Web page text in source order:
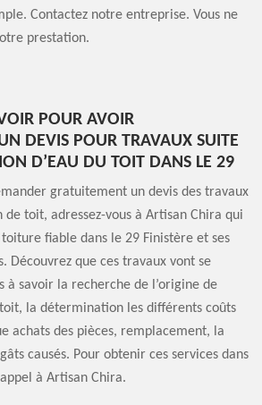
Contactez notre entreprise. Vous ne
prestation.
POUR AVOIR
DEVIS POUR TRAVAUX SUITE
D’EAU DU TOIT DANS LE 29
gratuitement un devis des travaux
toit, adressez-vous à Artisan Chira qui
fiable dans le 29 Finistère et ses
Découvrez que ces travaux vont se
à savoir la recherche de l’origine de
toit, la détermination les différents coûts
achats des pièces, remplacement, la
causés. Pour obtenir ces services dans
à Artisan Chira.